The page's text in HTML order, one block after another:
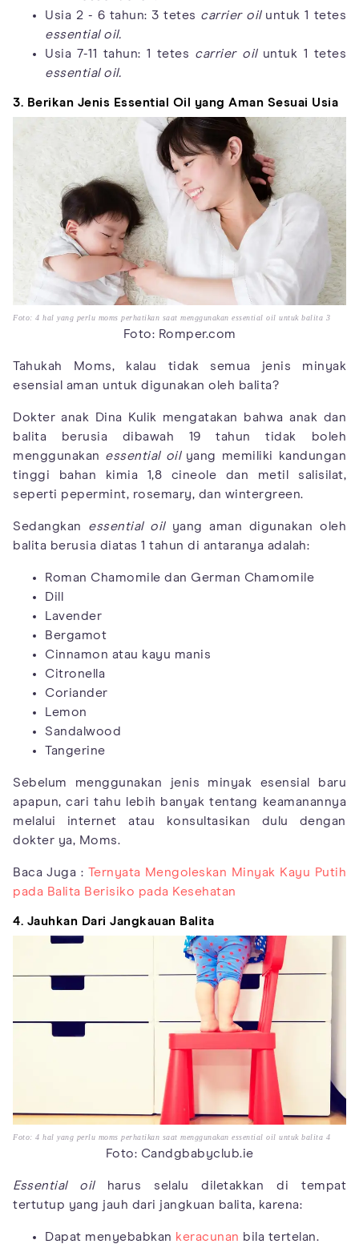
Usia 2 - 6 tahun: 3 tetes carrier oiluntuk 1 tetes
essential oil.
Usia 7-11 tahun: 1 tetes carrier oiluntuk 1 tetes
essential oil.
3. Berikan Jenis Essential Oil yang Aman Sesuai Usia
Foto: 4 hal yang perlu moms perhatikan saat menggunakan essential oil untuk balita 3
Foto: Romper.com
Tahukah Moms, kalau tidak semua jenis minyak
esensial aman untuk digunakan oleh balita?
Dokter anak Dina Kulik mengatakan bahwa anak dan
balita berusia dibawah 19 tahun tidak boleh
menggunakan essential oil yang memiliki kandungan
tinggi bahan kimia 1,8 cineole dan metil salisilat,
seperti pepermint, rosemary, dan wintergreen.
Sedangkan essential oil yang aman digunakan oleh
balita berusia diatas 1 tahun di antaranya adalah:
Roman Chamomile dan German Chamomile
Dill
Lavender
Bergamot
Cinnamon atau kayu manis
Citronella
Coriander
Lemon
Sandalwood
Tangerine
Sebelum menggunakan jenis minyak esensial baru
apapun, cari tahu lebih banyak tentang keamanannya
melalui internet atau konsultasikan dulu dengan
dokter ya, Moms.
Baca Juga : Ternyata Mengoleskan Minyak Kayu Putih
pada Balita Berisiko pada Kesehatan
4. Jauhkan Dari Jangkauan Balita
Foto: 4 hal yang perlu moms perhatikan saat menggunakan essential oil untuk balita 4
Foto: Candgbabyclub.ie
Essential oilharus selalu diletakkan di tempat
tertutup yang jauh dari jangkuan balita, karena:
Dapat menyebabkan keracunan bila tertelan.